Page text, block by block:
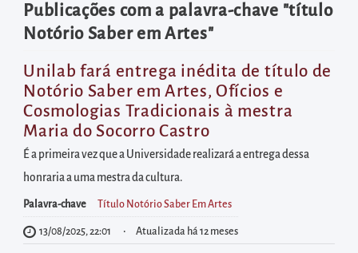
Acessar
diretamente
o
menu
principal
Acessar
diretamente
à
área
para
Publicações com a palavra-chave "título
Notório Saber em Artes"
Unilab fará entrega inédita de título de
Notório Saber em Artes, Ofícios e
Cosmologias Tradicionais à mestra
Maria do Socorro Castro
É a primeira vez que a Universidade realizará a entrega dessa
honraria a uma mestra da cultura.
Palavra-chave Título Notório Saber Em Artes
13/08/2025, 22:01 Atualizada há 12 meses